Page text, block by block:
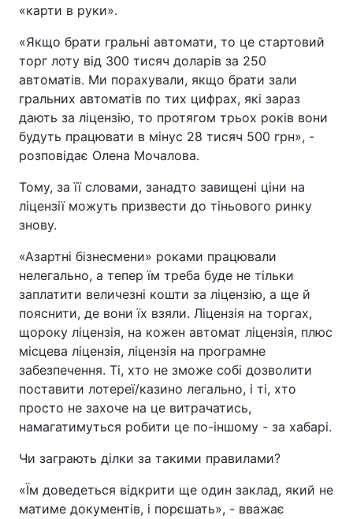
«карти в руки».
«Якщо брати гральні автомати, то це стартовий
торг лоту від 300 тисяч доларів за 250
автоматів. Ми порахували, якщо брати зали
гральних автоматів по тих цифрах, які зараз
дають за ліцензію, то протягом трьох років вони
будуть працювати в мінус 28 тисяч 500 грн», -
розповідає Олена Мочалова.
Тому, за її словами, занадто завищені ціни на
ліцензії можуть призвести до тіньового ринку
знову.
«Азартні бізнесмени» роками працювали
нелегально, а тепер їм треба буде не тільки
заплатити величезні кошти за ліцензію, а ще й
пояснити, де вони їх взяли. Ліцензія на торгах,
щороку ліцензія, на кожен автомат ліцензія, плюс
місцева ліцензія, ліцензія на програмне
забезпечення. Ті, хто не зможе собі дозволити
поставити лотереї/казино легально, і ті, хто
просто не захоче на це витрачатись,
намагатимуться робити це по-іншому - за хабарі.
Чи заграють ділки за такими правилами?
«Їм доведеться відкрити ще один заклад, який не
матиме документів, і порєшать», - вважає